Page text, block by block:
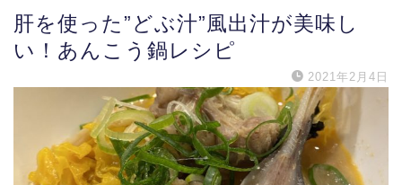
肝を使った”どぶ汁”風出汁が美味し
い！あんこう鍋レシピ
2021年2月4日